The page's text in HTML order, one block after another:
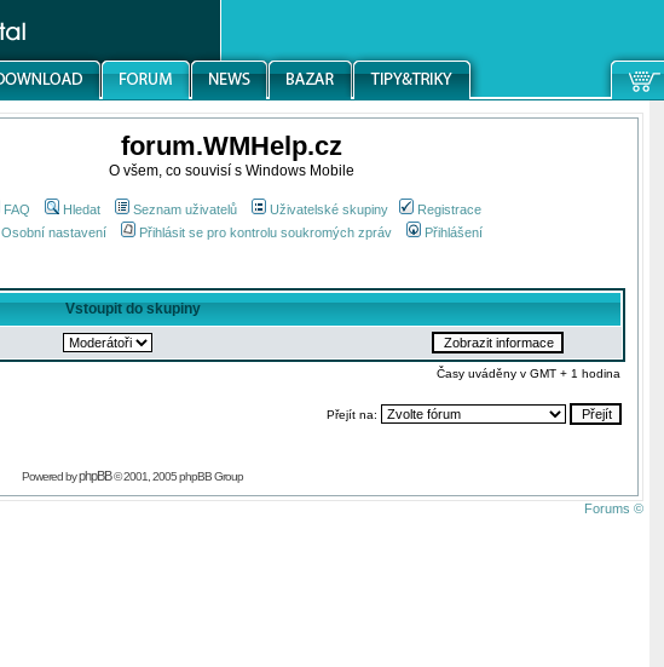
forum.WMHelp.cz
O všem, co souvisí s Windows Mobile
FAQ Hledat Seznam uživatelů Uživatelské skupiny
Registrace
Osobní nastavení
Přihlásit se pro kontrolu soukromých zpráv Přihlášení
Vstoupit do skupiny
Časy uváděny v GMT + 1 hodina
Přejít na:
Powered byphpBB© 2001, 2005 phpBB Group
Forums ©